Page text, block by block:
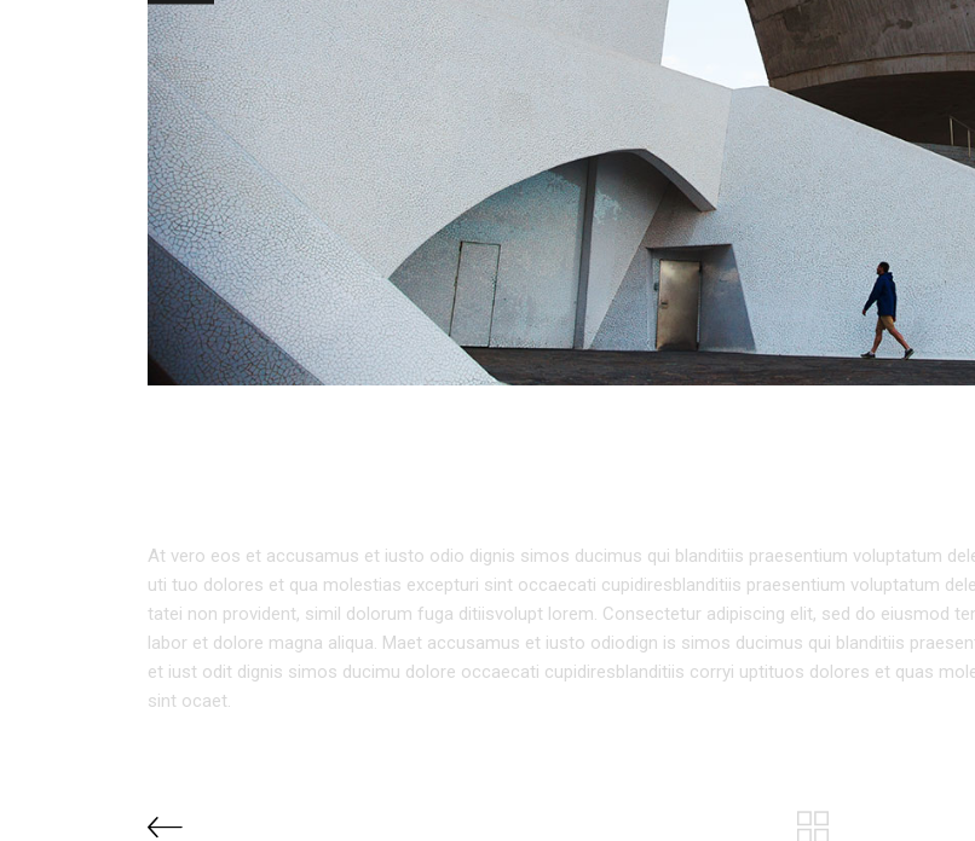
At vero eos et accusamus et iusto odio dignis simos ducimus qui blanditiis praesentium voluptatum
uti tuo dolores et qua molestias excepturi sint occaecati cupidiresblanditiis praesentium voluptatum
tatei non provident, simil dolorum fuga ditiisvolupt lorem. Consectetur adipiscing elit, sed do eiusmod
labor et dolore magna aliqua. Maet accusamus et iusto odiodign is simos ducimus qui blanditiis
et iust odit dignis simos ducimu dolore occaecati cupidiresblanditiis corryi uptituos dolores et quas
sint ocaet.